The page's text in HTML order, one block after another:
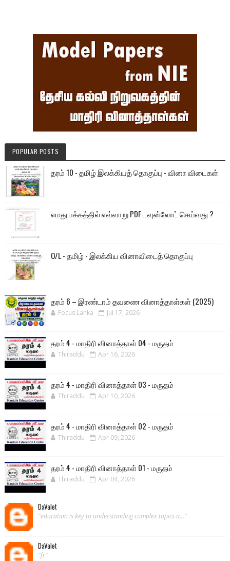
POPULAR POSTS
தரம் 10 - தமிழ் இலக்கியத் தொகுப்பு - வினா விடைகள்
எமது பக்கத்தில் எவ்வாறு PDF டவுன்லோட் செய்வது ?
O/L - தமிழ் - இலக்கிய வினாவிடைத் தொகுப்பு
தரம் 6 – இரண்டாம் தவணை வினாத்தாள்கள் (2025)
Focus Lanka Jul 17, 2026
தரம் 4 - மாதிரி வினாத்தாள் 04 - மருதம்
Thiraddu Apr 16, 2026
தரம் 4 - மாதிரி வினாத்தாள் 03 - மருதம்
Thiraddu Apr 10, 2026
தரம் 4 - மாதிரி வினாத்தாள் 02 - மருதம்
Thiraddu Apr 09, 2026
தரம் 4 - மாதிரி வினாத்தாள் 01 - மருதம்
Thiraddu Apr 04, 2026
DaValet
"education is key to understanding complex topics a..."
DaValet
"fr"